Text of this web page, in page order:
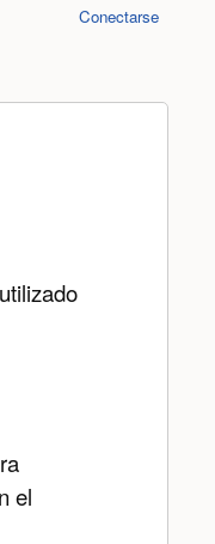
Conectarse
el